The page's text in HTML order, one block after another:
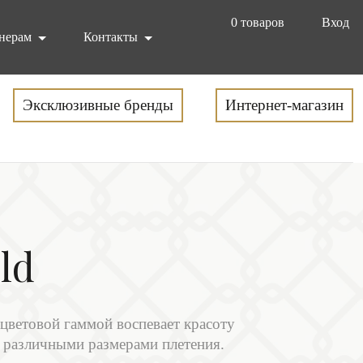
0 товаров
Вход
Контакты
Эксклюзивные бренды Интернет-магазин
гаммой воспевает красоту
размерами плетения.